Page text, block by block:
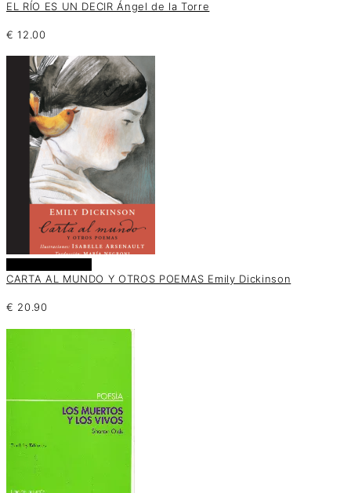
EL RÍO ES UN DECIR Ángel de la Torre
€ 12.00
CARTA AL MUNDO Y OTROS POEMAS Emily Dickinson
€ 20.90